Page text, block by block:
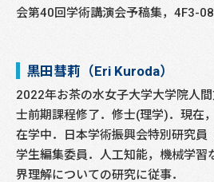
会第40回学術講演会予稿集，4F3-08
黒田彗莉（Eri Kuroda）
2022年お茶の水女子大学大学院人
士前期課程修了．修士(理学)．現在
在学中．日本学術振興会特別研究員
学生編集委員．人工知能，機械学習
界理解についての研究に従事．